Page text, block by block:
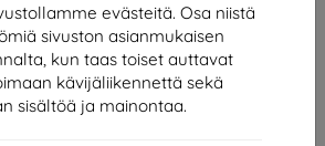
evästeitä. Osa niistä
sivuston asianmukaisen
kun taas toiset auttavat
kävijäliikennettä sekä
sisältöä ja mainontaa.
Protective film for Huawei
Pro+